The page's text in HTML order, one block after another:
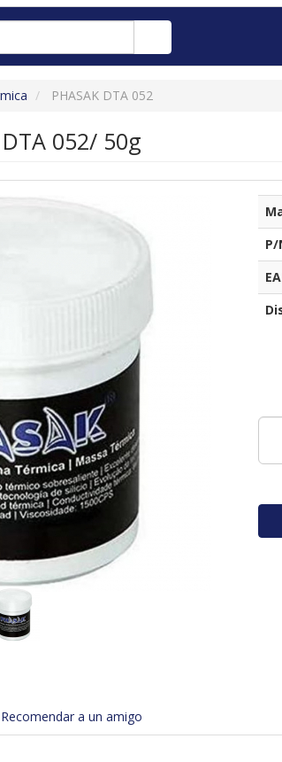
PHASAK DTA 052
052/ 50g
P/
Recomendar a un amigo